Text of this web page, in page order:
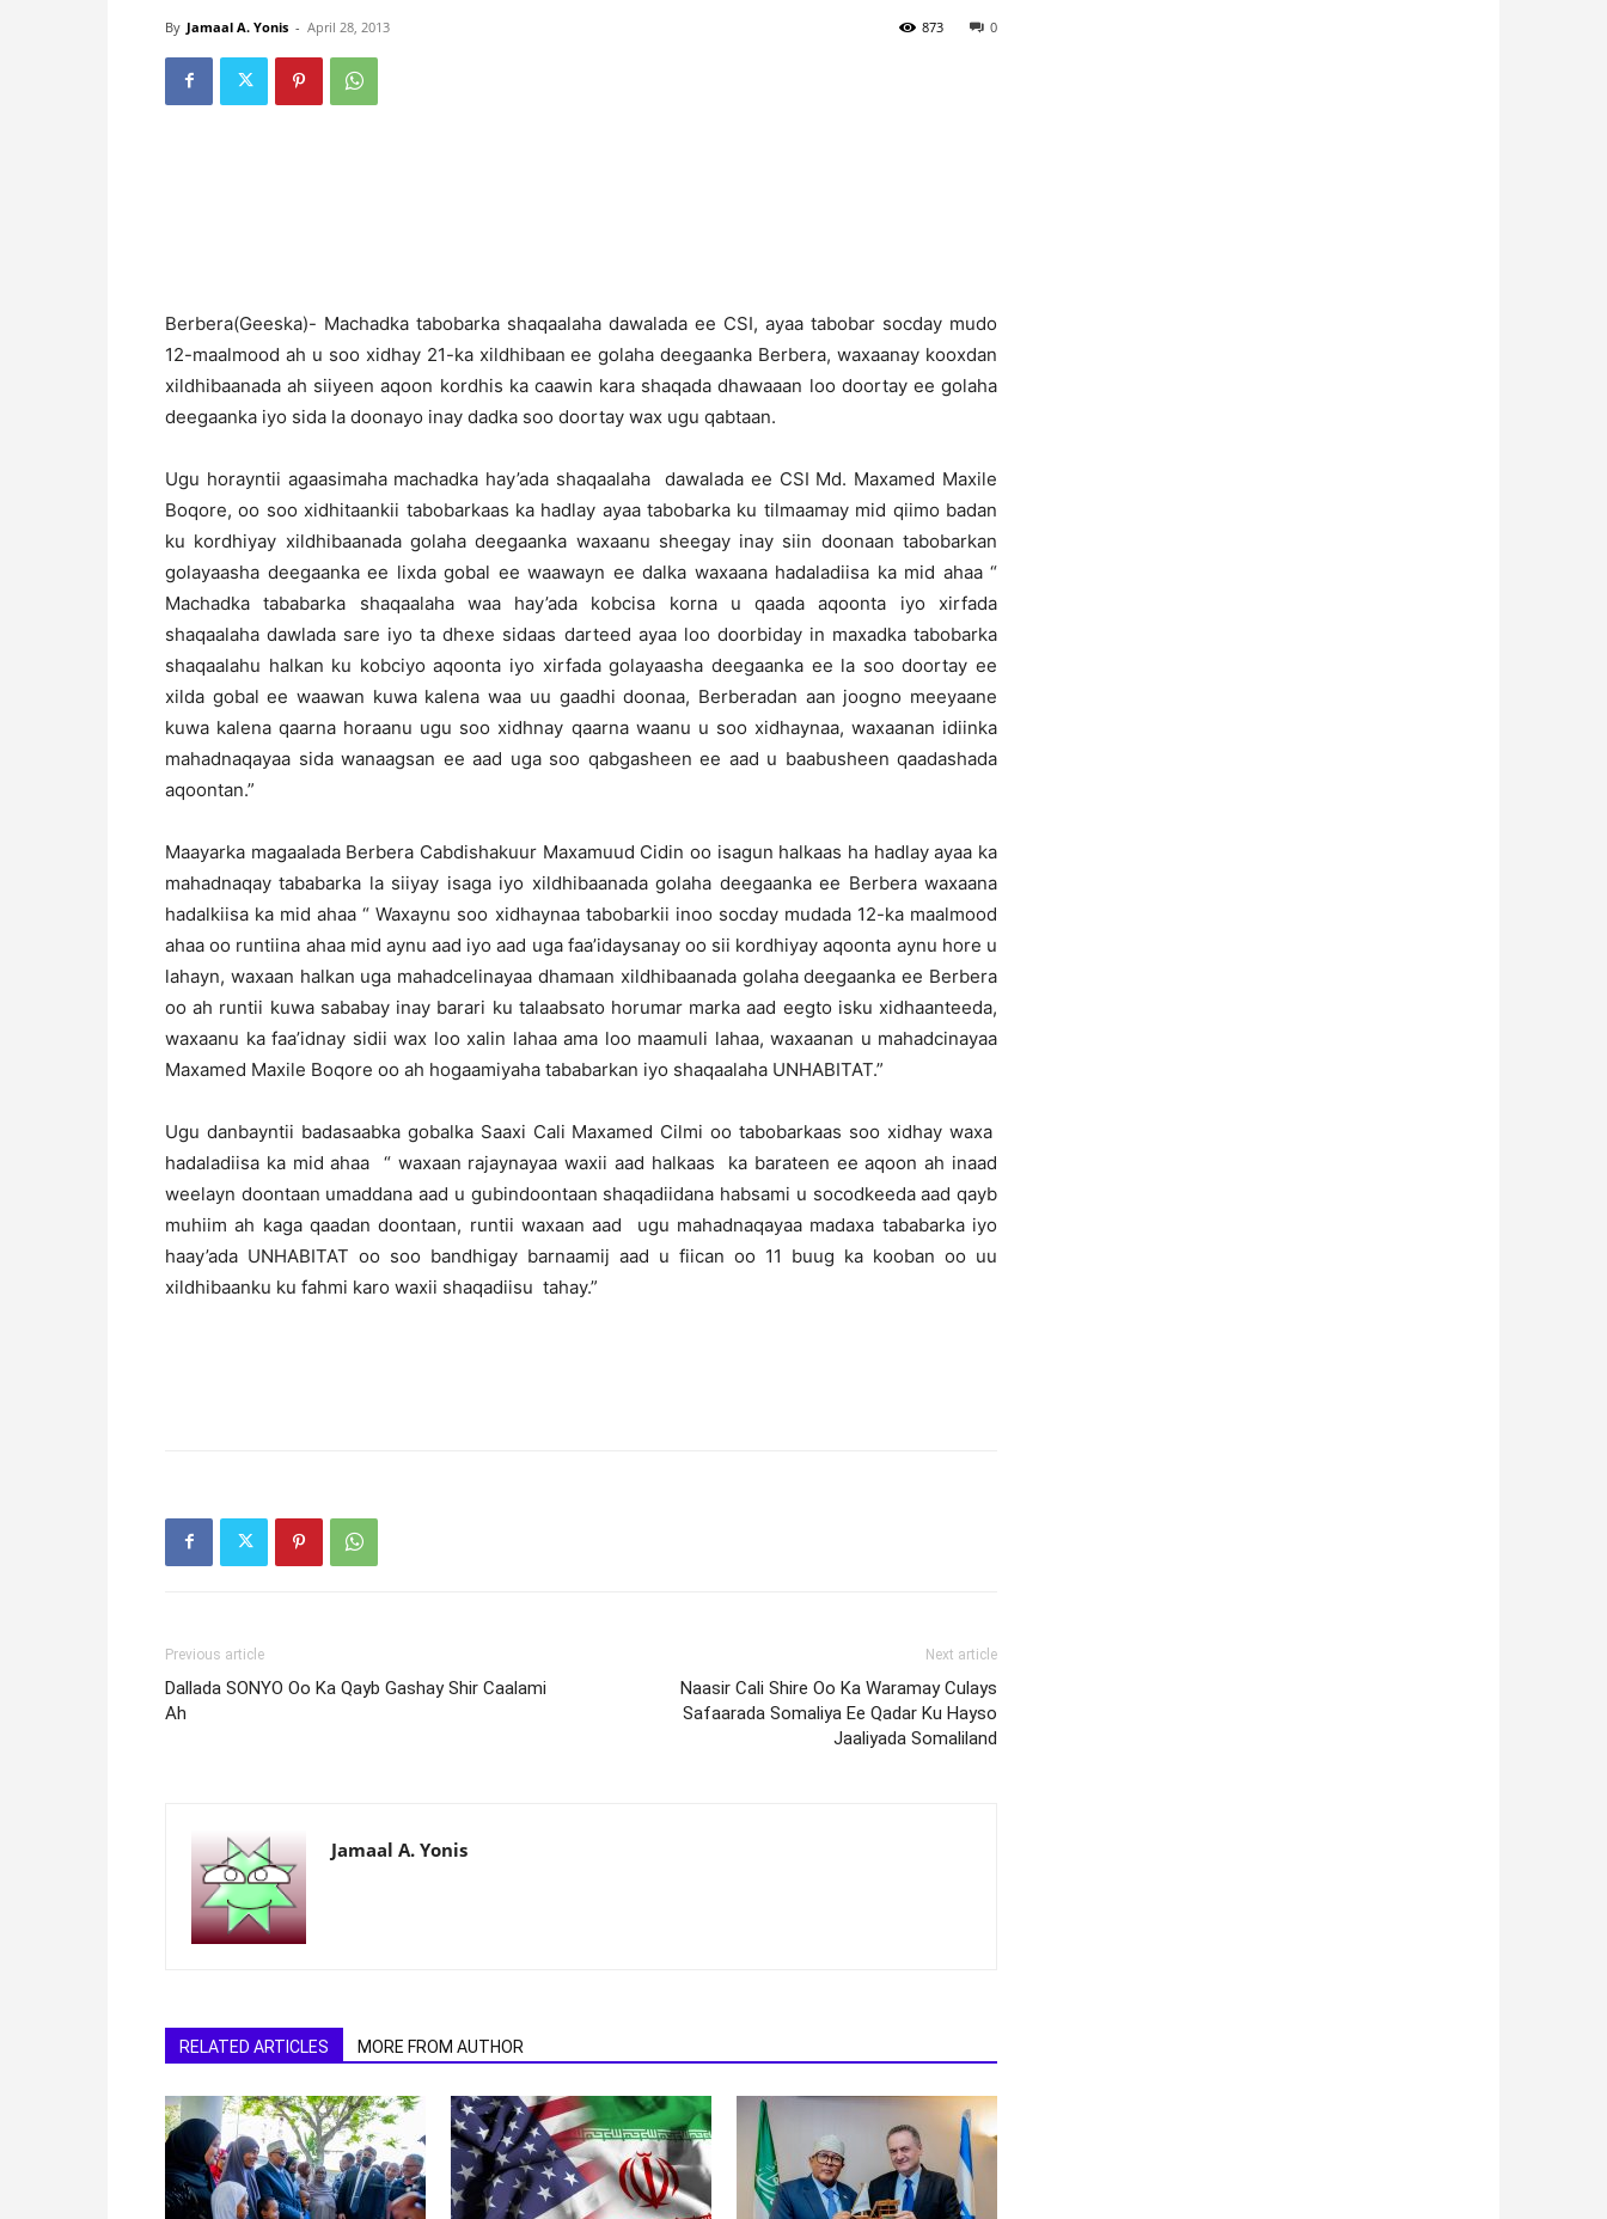
By Jamaal A. Yonis - April 28, 2013 0
873
Berbera(Geeska)- Machadka tabobarka shaqaalaha dawalada ee CSI, ayaa tabobar socday mudo
12-maalmood ah u soo xidhay 21-ka xildhibaan ee golaha deegaanka Berbera, waxaanay kooxdan
xildhibaanada ah siiyeen aqoon kordhis ka caawin kara shaqada dhawaaan loo doortay ee golaha
deegaanka iyo sida la doonayo inay dadka soo doortay wax ugu qabtaan.
Ugu horayntii agaasimaha machadka hay’ada shaqaalaha dawalada ee CSI Md. Maxamed Maxile
Boqore, oo soo xidhitaankii tabobarkaas ka hadlay ayaa tabobarka ku tilmaamay mid qiimo badan
ku kordhiyay xildhibaanada golaha deegaanka waxaanu sheegay inay siin doonaan tabobarkan
golayaasha deegaanka ee lixda gobal ee waawayn ee dalka waxaana hadaladiisa ka mid ahaa “
Machadka tababarka shaqaalaha waa hay’ada kobcisa korna u qaada aqoonta iyo xirfada
shaqaalaha dawlada sare iyo ta dhexe sidaas darteed ayaa loo doorbiday in maxadka tabobarka
shaqaalahu halkan ku kobciyo aqoonta iyo xirfada golayaasha deegaanka ee la soo doortay ee
xilda gobal ee waawan kuwa kalena waa uu gaadhi doonaa, Berberadan aan joogno meeyaane
kuwa kalena qaarna horaanu ugu soo xidhnay qaarna waanu u soo xidhaynaa, waxaanan idiinka
mahadnaqayaa sida wanaagsan ee aad uga soo qabgasheen ee aad u baabusheen qaadashada
aqoontan.”
Maayarka magaalada Berbera Cabdishakuur Maxamuud Cidin oo isagun halkaas ha hadlay ayaa ka
mahadnaqay tababarka la siiyay isaga iyo xildhibaanada golaha deegaanka ee Berbera waxaana
hadalkiisa ka mid ahaa “ Waxaynu soo xidhaynaa tabobarkii inoo socday mudada 12-ka maalmood
ahaa oo runtiina ahaa mid aynu aad iyo aad uga faa’idaysanay oo sii kordhiyay aqoonta aynu hore u
lahayn, waxaan halkan uga mahadcelinayaa dhamaan xildhibaanada golaha deegaanka ee Berbera
oo ah runtii kuwa sababay inay barari ku talaabsato horumar marka aad eegto isku xidhaanteeda,
waxaanu ka faa’idnay sidii wax loo xalin lahaa ama loo maamuli lahaa, waxaanan u mahadcinayaa
Maxamed Maxile Boqore oo ah hogaamiyaha tababarkan iyo shaqaalaha UNHABITAT.”
Ugu danbayntii badasaabka gobalka Saaxi Cali Maxamed Cilmi oo tabobarkaas soo xidhay waxa
hadaladiisa ka mid ahaa “ waxaan rajaynayaa waxii aad halkaas ka barateen ee aqoon ah inaad
weelayn doontaan umaddana aad u gubindoontaan shaqadiidana habsami u socodkeeda aad qayb
muhiim ah kaga qaadan doontaan, runtii waxaan aad ugu mahadnaqayaa madaxa tababarka iyo
haay’ada UNHABITAT oo soo bandhigay barnaamij aad u fiican oo 11 buug ka kooban oo uu
xildhibaanku ku fahmi karo waxii shaqadiisu tahay.”
Previous article
Dallada SONYO Oo Ka Qayb Gashay Shir Caalami
Ah
Next article
Naasir Cali Shire Oo Ka Waramay Culays
Safaarada Somaliya Ee Qadar Ku Hayso
Jaaliyada Somaliland
Jamaal A. Yonis
RELATED ARTICLES MORE FROM AUTHOR